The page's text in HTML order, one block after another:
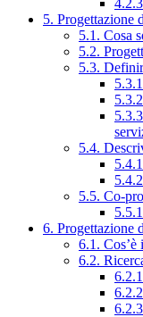
5. Progettazione
5.1. Cosa
5.2.
5.3.
5.4.
5.5. Co-
6. Progettazione
6.1. Cos’è
6.2.